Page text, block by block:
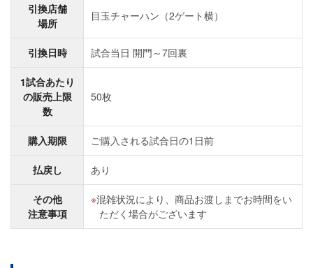
引換店舗
場所
目玉チャーハン（2ゲート横）
引換日時 試合当日 開門～7回裏
1試合あたり
の販売上限
数
50枚
購入期限 ご購入される試合日の1日前
払戻し あり
その他
注意事項
混雑状況により、商品お渡しまでお時間をい
ただく場合がございます